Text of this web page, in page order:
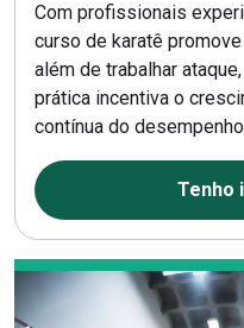
Com profissionais
curso de karatê
além de trabalhar
prática incentiva o
contínua do
Tenho